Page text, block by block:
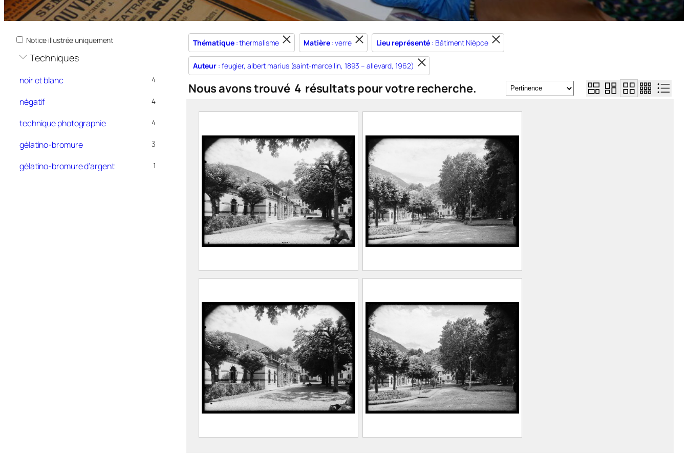
Notice illustrée uniquement
Techniques
noir et blanc 4
négatif 4
technique photographie 4
gélatino-bromure 3
gélatino-bromure d’argent 1
Thématique: thermalisme Matière: verre Lieu représenté : Bâtiment Nièpce
Auteur : feugier, albert marius (saint-marcellin, 1893 – allevard, 1962)
Nous avons trouvé 4 résultats pour votre recherche.
Le bâtiment thermal Nièpce
FEUGIER, Albert Marius (Saint-
Marcellin, 1893 – Allevard,
1962)
CE2020.1.448
Le Parc thermal d’Allevard,
Casino
FEUGIER, Albert Marius (Saint-
Marcellin, 1893 – Allevard,
1962)
CE2020.1.449
Le bâtiment thermal Nièpce
Le Parc thermal d’Allevard,